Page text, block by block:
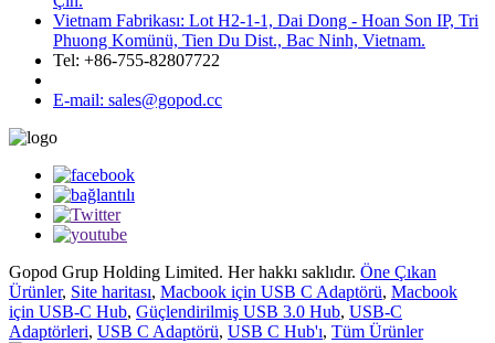
Vietnam Fabrikası: Lot H2-1-1, Dai Dong - Hoan Son IP, Tri
Phuong Komünü, Tien Du Dist., Bac Ninh, Vietnam.
Tel: +86-755-82807722
E-mail: sales@gopod.cc
Gopod Grup Holding Limited. Her hakkı saklıdır. Öne Çıkan
Ürünler, Site haritası, Macbook için USB C Adaptörü, Macbook
için USB-C Hub, Güçlendirilmiş USB 3.0 Hub, USB-C
Adaptörleri, USB C Adaptörü, USB C Hub'ı, Tüm Ürünler